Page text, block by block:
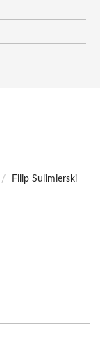
/ Filip Sulimierski